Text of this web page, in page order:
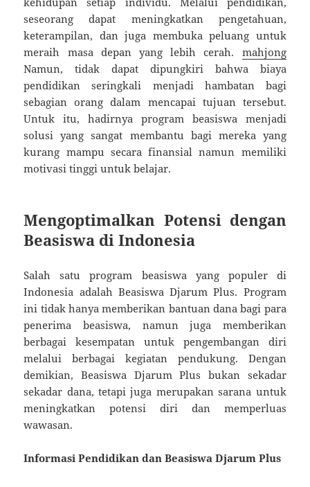
seseorang dapat meningkatkan pengetahuan,
keterampilan, dan juga membuka peluang untuk
meraih masa depan yang lebih cerah. mahjong
Namun, tidak dapat dipungkiri bahwa biaya
pendidikan seringkali menjadi hambatan bagi
sebagian orang dalam mencapai tujuan tersebut.
Untuk itu, hadirnya program beasiswa menjadi
solusi yang sangat membantu bagi mereka yang
kurang mampu secara finansial namun memiliki
motivasi tinggi untuk belajar.
Mengoptimalkan Potensi dengan
Beasiswa di Indonesia
Salah satu program beasiswa yang populer di
Indonesia adalah Beasiswa Djarum Plus. Program
ini tidak hanya memberikan bantuan dana bagi para
penerima beasiswa, namun juga memberikan
berbagai kesempatan untuk pengembangan diri
melalui berbagai kegiatan pendukung. Dengan
demikian, Beasiswa Djarum Plus bukan sekadar
sekadar dana, tetapi juga merupakan sarana untuk
meningkatkan potensi diri dan memperluas
wawasan.
Informasi Pendidikan dan Beasiswa Djarum Plus